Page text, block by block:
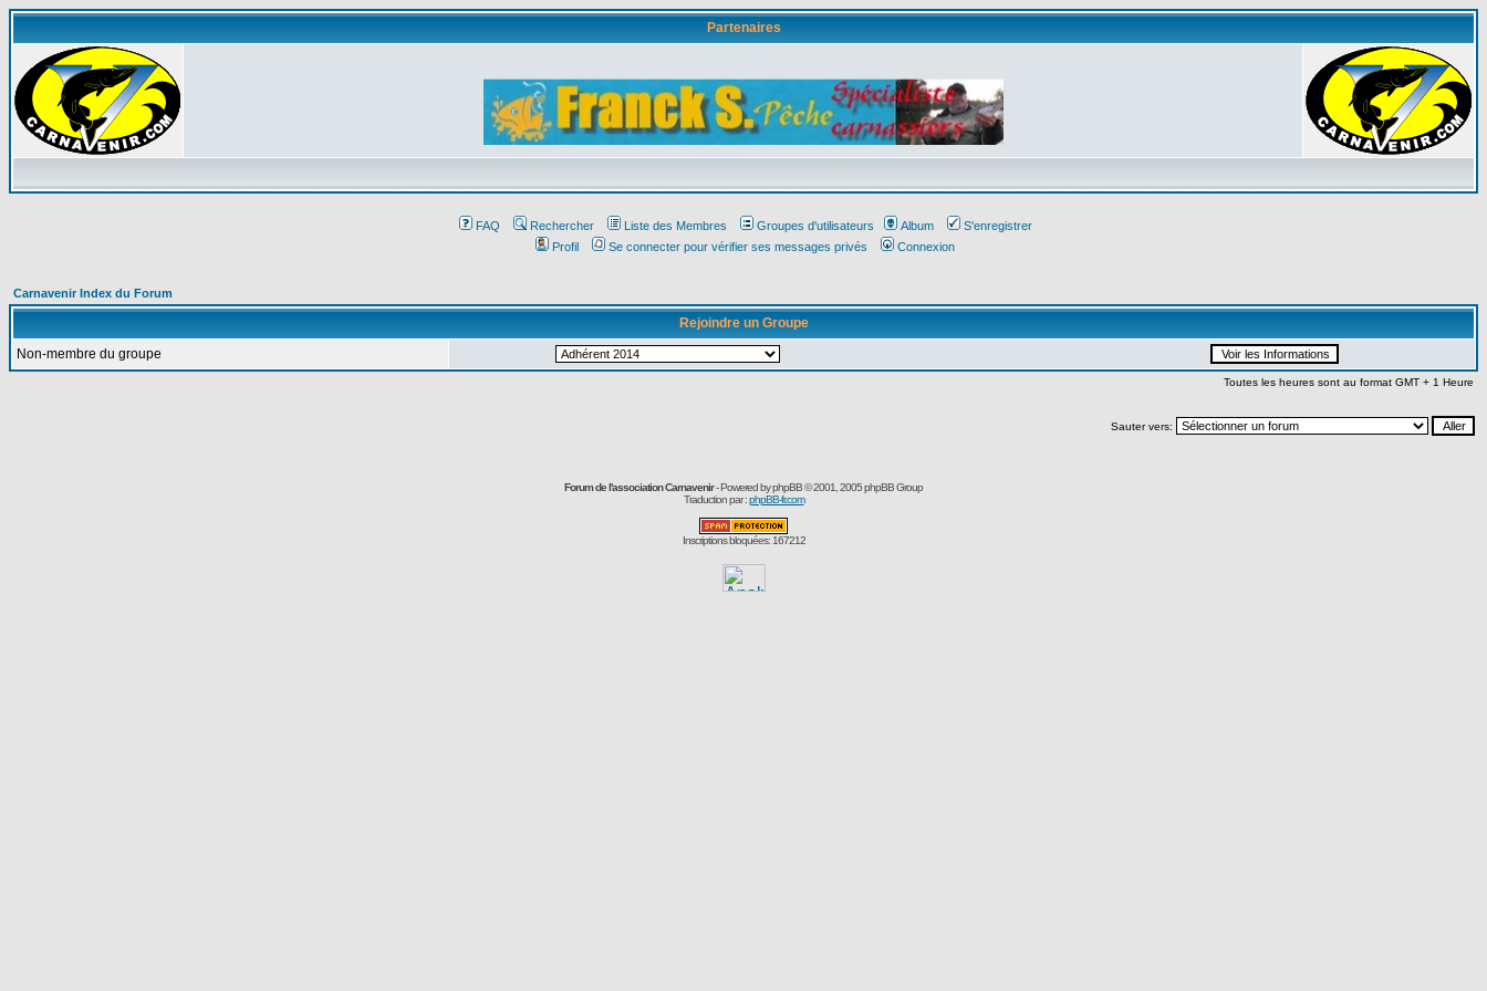
Partenaires
Affichez votre bannière ici
FAQ Rechercher Liste des Membres Groupes d'utilisateurs Album
S'enregistrer
Profil
Se connecter pour vérifier ses messages privés Connexion
Carnavenir Index du Forum
Rejoindre un Groupe
Non-membre du groupe
Toutes les heures sont au format GMT + 1 Heure
Sauter vers:
Forum de l'association Carnavenir- Powered byphpBB© 2001, 2005 phpBB Group
Traduction par :phpBB-fr.com
Inscriptions bloquées: 167212